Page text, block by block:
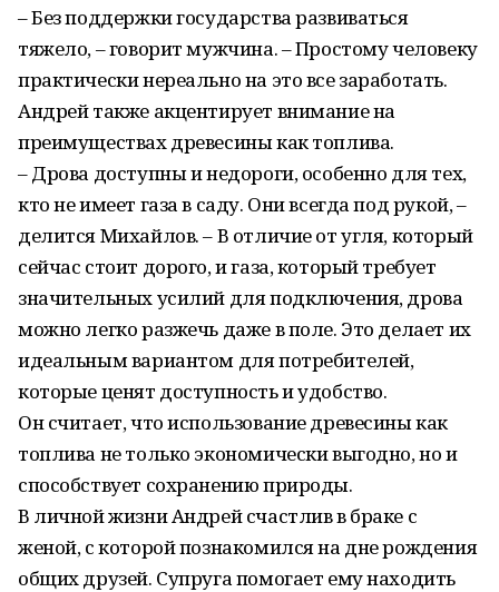
– Без поддержки государства развиваться
тяжело, – говорит мужчина. – Простому человеку
практически нереально на это все заработать.
Андрей также акцентирует внимание на
преимуществах древесины как топлива.
– Дрова доступны и недороги, особенно для тех,
кто не имеет газа в саду. Они всегда под рукой, –
делится Михайлов. – В отличие от угля, который
сейчас стоит дорого, и газа, который требует
значительных усилий для подключения, дрова
можно легко разжечь даже в поле. Это делает их
идеальным вариантом для потребителей,
которые ценят доступность и удобство.
Он считает, что использование древесины как
топлива не только экономически выгодно, но и
способствует сохранению природы.
В личной жизни Андрей счастлив в браке с
женой, с которой познакомился на дне рождения
общих друзей. Супруга помогает ему находить